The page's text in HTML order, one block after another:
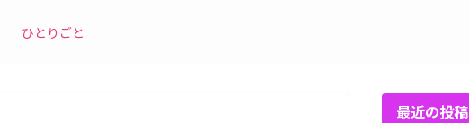
ひとりごと
最近の投稿